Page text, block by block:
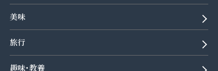
美味
旅行
趣味･教養